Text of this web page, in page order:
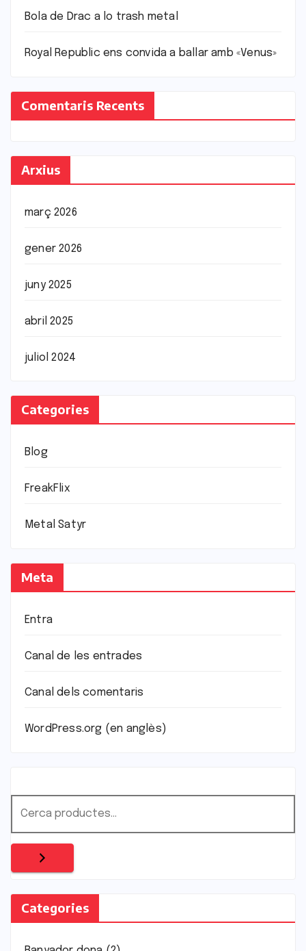
Bola de Drac a lo trash metal
Royal Republic ens convida a ballar amb «Venus»
Comentaris Recents
Arxius
març 2026
gener 2026
juny 2025
abril 2025
juliol 2024
Categories
Blog
FreakFlix
Metal Satyr
Meta
Entra
Canal de les entrades
Canal dels comentaris
WordPress.org (en anglès)
Categories